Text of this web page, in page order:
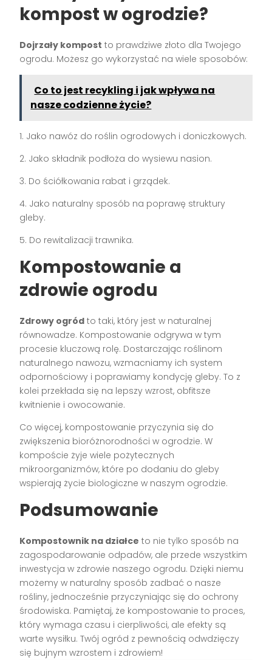
kompost w ogrodzie?
Dojrzały kompost to prawdziwe złoto dla Twojego
ogrodu. Możesz go wykorzystać na wiele sposobów:
Co to jest recykling i jak wpływa na
nasze codzienne życie?
1. Jako nawóz do roślin ogrodowych i doniczkowych.
2. Jako składnik podłoża do wysiewu nasion.
3. Do ściółkowania rabat i grządek.
4. Jako naturalny sposób na poprawę struktury
gleby.
5. Do rewitalizacji trawnika.
Kompostowanie a
zdrowie ogrodu
Zdrowy ogród to taki, który jest w naturalnej
równowadze. Kompostowanie odgrywa w tym
procesie kluczową rolę. Dostarczając roślinom
naturalnego nawozu, wzmacniamy ich system
odpornościowy i poprawiamy kondycję gleby. To z
kolei przekłada się na lepszy wzrost, obfitsze
kwitnienie i owocowanie.
Co więcej, kompostowanie przyczynia się do
zwiększenia bioróżnorodności w ogrodzie. W
kompoście żyje wiele pożytecznych
mikroorganizmów, które po dodaniu do gleby
wspierają życie biologiczne w naszym ogrodzie.
Podsumowanie
Kompostownik na działce to nie tylko sposób na
zagospodarowanie odpadów, ale przede wszystkim
inwestycja w zdrowie naszego ogrodu. Dzięki niemu
możemy w naturalny sposób zadbać o nasze
rośliny, jednocześnie przyczyniając się do ochrony
środowiska. Pamiętaj, że kompostowanie to proces,
który wymaga czasu i cierpliwości, ale efekty są
warte wysiłku. Twój ogród z pewnością odwdzięczy
się bujnym wzrostem i zdrowiem!